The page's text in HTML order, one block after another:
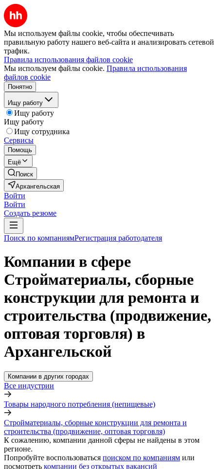
Мы используем файлы cookie, чтобы обеспечивать
правильную работу нашего веб-сайта и анализировать сетевой
трафик.
Правила использования файлов cookie
Мы используем файлы cookie. Правила использования
файлов cookie
Понятно
Ищу работу
Ищу работу
Ищу работу
Ищу сотрудника
Сервисы
Помощь
Ещё
Поиск
Архангельская
Войти
Войти
Создать резюме
Поиск по компаниямРегистрация работодателя
Компании в сфере
Стройматериалы, сборные
конструкции для ремонта и
строительства (продвижение,
оптовая торговля) в
Архангельской
Компании в других городах
Все индустрии
Товары народного потребления (непищевые)
Стройматериалы, сборные конструкции для ремонта и
строительства (продвижение, оптовая торговля)
К сожалению, компании данной сферы не найдены в этом
регионе.
Попробуйте воспользоваться поиском по компаниям или
посмотреть компании без открытых вакансий